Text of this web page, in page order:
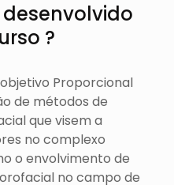
?
Proporcional
de métodos de
que visem a
no complexo
o envolvimento de
no campo de